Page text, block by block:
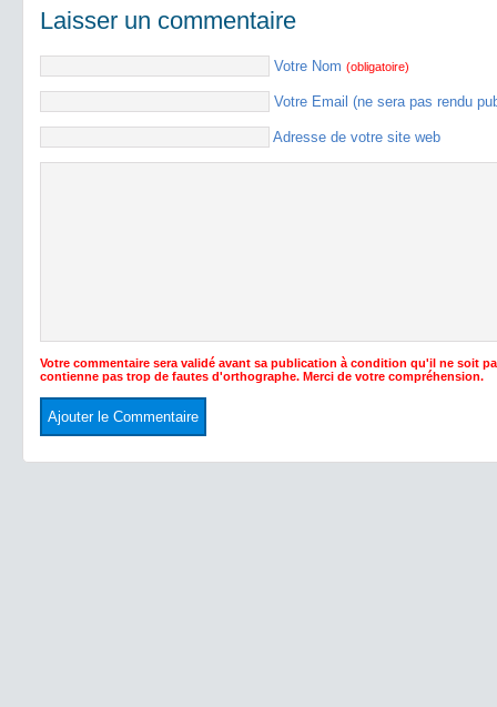
Laisser un commentaire
Votre Nom (obligatoire)
Votre Email (ne sera pas rendu
Adresse de votre site web
Votre commentaire sera validé avant sa publication à condition qu'il ne soit
contienne pas trop de fautes d'orthographe. Merci de votre compréhension.